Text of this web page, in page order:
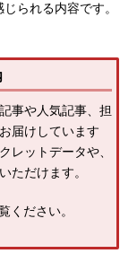
られる内容です。
事や人気記事、担
届けしています
レットデータや、
ただけます。
ください。